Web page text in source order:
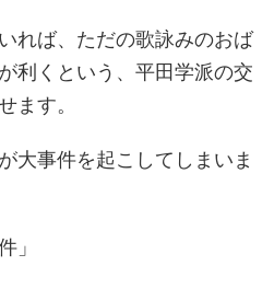
れば、ただの歌詠みのおば
利くという、平田学派の交
ます。
大事件を起こしてしまいま
」